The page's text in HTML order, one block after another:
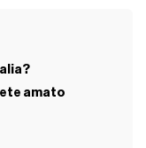
amato